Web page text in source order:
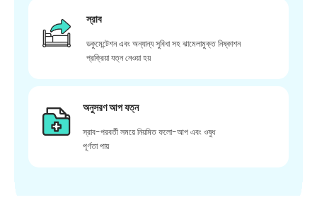
স্রাব
ডকুমেন্টেশন এবং অন্যান্য সুবিধা সহ ঝামেলামুক্ত নিষ্কাশন
প্রক্রিয়া যত্ন নেওয়া হয়
অনুসরণ আপ যত্ন
স্রাব-পরবর্তী সময়ে নিয়মিত ফলো-আপ এবং ওষুধ
পূর্ণতা পায়